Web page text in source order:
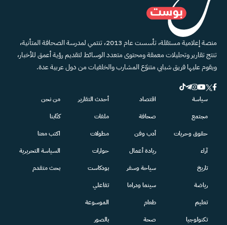
منصة إعلامية مستقلة، تأسست عام 2013، تنتمي لمدرسة الصحافة المتأنية،
تنتج تقارير وتحليلات معمقة ومحتوى متعدد الوسائط لتقديم رؤية أعمق للأخبار،
ويقوم عليها فريق شبابي متنوّع المشارب والخلفيات من دول عربية عدة.
سياسة
مجتمع
حقوق وحريات
آراء
تاريخ
رياضة
تعليم
تكنولوجيا
اقتصاد
صحافة
أدب وفن
ريادة أعمال
سياحة وسفر
سينما ودراما
طعام
صحة
أحدث التقارير
ملفات
مطولات
حوارات
بودكاست
تفاعلي
الموسوعة
بالصور
من نحن
كتّابنا
اكتب معنا
السياسة التحريرية
بحث متقدم